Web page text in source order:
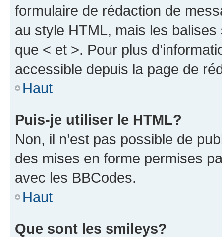
formulaire de rédaction de
au style HTML, mais les
que < et >. Pour plus
accessible depuis la page de
Haut
Puis-je utiliser le HTML?
Non, il n’est pas possible de
des mises en forme permises
avec les BBCodes.
Haut
Que sont les smileys?